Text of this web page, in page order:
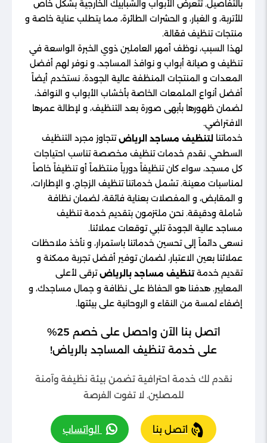
بالتفاصيل. تتعرض الأبواب والشبابيك الخارجية بشكل خاص
للأتربة، و الغبار، و الحشرات الطائرة، مما يتطلب عناية خاصة و
منتجات تنظيف فعّالة.
لهذا السبب، نوظف أمهر العاملين ذوي الخبرة الواسعة في
تنظيف و صيانة أبواب و نوافذ المساجد، و نوفر لهم أفضل
المعدات و المنتجات المنظفة عالية الجودة. نستخدم أيضاً
أفضل أنواع الملمعات الخاصة بأخشاب الأبواب و النوافذ،
لضمان ظهورها بأبهى صورة بعد التنظيف، و لإطالة عمرها
الافتراضي.
خدماتنا لتنظيف مساجد الرياضتتجاوز مجرد التنظيف
السطحي. نقدم خدمات تنظيف مخصصة تناسب احتياجات
كل مسجد، سواء كان تنظيفاً دورياً منتظماً أو تنظيفاً خاصاً
لمناسبات معينة. تشمل خدماتنا تنظيف الزجاج، و الإطارات،
و المقابض، و المفصلات بعناية فائقة، لضمان نظافة
شاملة ودقيقة. نحن ملتزمون بتقديم خدمة تنظيف
مساجد عالية الجودة تلبي توقعات عملائنا.
نسعى دائماً إلى تحسين خدماتنا باستمرار، و نأخذ ملاحظات
عملائنا بعين الاعتبار، لضمان توفير أفضل تجربة ممكنة و
تقديم خدمةتنظيف مساجد بالرياضترقى لأعلى
المعايير. هدفنا هو الحفاظ على نظافة و جمال مساجدك، و
إضفاء لمسة من النقاء و الروحانية على بيئتها.
اتصل بنا الآن واحصل على خصم 25%
على خدمة تنظيف المساجد بالرياض!
نقدم لك خدمة احترافية تضمن بيئة نظيفة وآمنة
للمصلين. لا تفوت الفرصة
اتصل بنا الواتساب